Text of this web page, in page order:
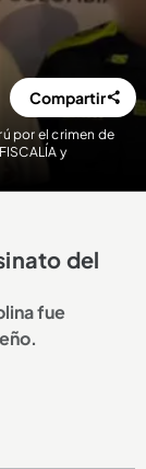
por el crimen de
y
Compartir
del
fue